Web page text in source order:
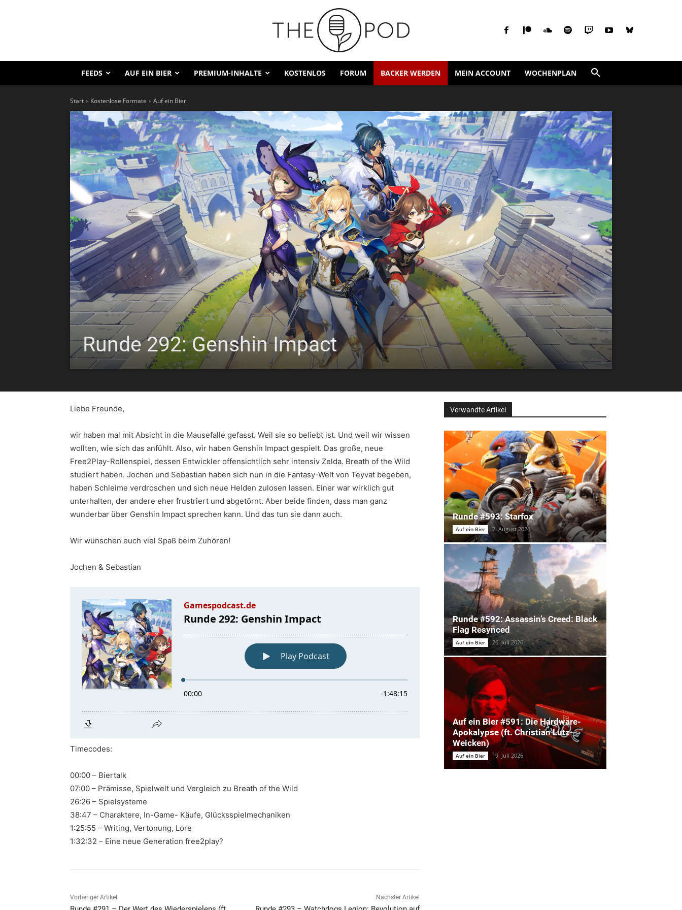
FEEDS AUF EIN BIER PREMIUM-INHALTE KOSTENLOS FORUM BACKER WERDEN MEIN ACCOUNT WOCHENPLAN
Start Kostenlose Formate Auf ein Bier
Runde 292: Genshin Impact
Liebe Freunde,
wir haben mal mit Absicht in die Mausefalle gefasst. Weil sie so beliebt ist. Und weil wir wissen
wollten, wie sich das anfühlt. Also, wir haben Genshin Impact gespielt. Das große, neue
Free2Play-Rollenspiel, dessen Entwickler offensichtlich sehr intensiv Zelda. Breath of the Wild
studiert haben. Jochen und Sebastian haben sich nun in die Fantasy-Welt von Teyvat begeben,
haben Schleime verdroschen und sich neue Helden zulosen lassen. Einer war wirklich gut
unterhalten, der andere eher frustriert und abgetörnt. Aber beide finden, dass man ganz
wunderbar über Genshin Impact sprechen kann. Und das tun sie dann auch.
Wir wünschen euch viel Spaß beim Zuhören!
Jochen & Sebastian
Timecodes:
00:00 – Biertalk
07:00 – Prämisse, Spielwelt und Vergleich zu Breath of the Wild
26:26 – Spielsysteme
38:47 – Charaktere, In-Game- Käufe, Glücksspielmechaniken
1:25:55 – Writing, Vertonung, Lore
1:32:32 – Eine neue Generation free2play?
Vorheriger Artikel Nächster Artikel
Verwandte Artikel
Runde #593: Starfox
Auf ein Bier 2. August 2026
Runde #592: Assassin’s Creed: Black
Flag Resynced
Auf ein Bier 26. Juli 2026
Auf ein Bier #591: Die Hardware-
Apokalypse (ft. Christian Lutz-
Weicken)
Auf ein Bier 19. Juli 2026